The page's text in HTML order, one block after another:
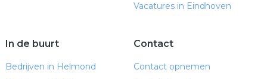
Vacatures in Eindhoven
In de buurt
Bedrijven in Helmond
Contact
Contact opnemen